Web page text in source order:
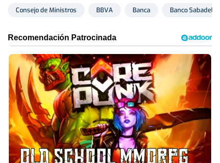
Consejo de Ministros BBVA Banca Banco Sabadell